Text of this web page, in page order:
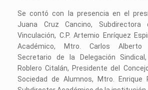
Se contó con la presencia en el
Juana Cruz Cancino, Subdirectora
Vinculación, C.P. Artemio Enríquez
Académico, Mtro. Carlos Alberto
Secretario de la Delegación
Roblero Citalán, Presidente del
Sociedad de Alumnos, Mtro. Enrique